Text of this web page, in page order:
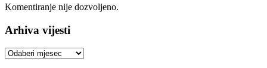
Komentiranje nije dozvoljeno.
Arhiva vijesti
Arhiva